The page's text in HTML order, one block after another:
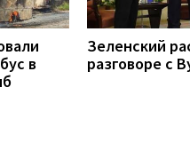
в
Зеленский
разговоре с